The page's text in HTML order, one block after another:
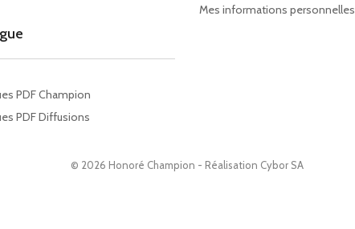
© 2026 Honoré Champion - Réalisation Cybor SA
PDF Champion
PDF Diffusions
Mes informations personnelles